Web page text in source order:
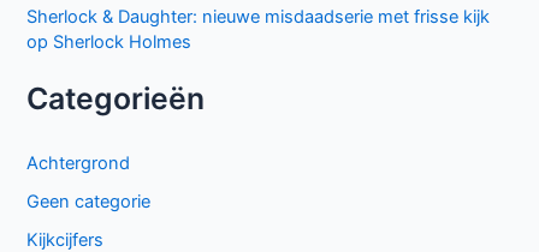
Sherlock & Daughter: nieuwe misdaadserie met frisse kijk
op Sherlock Holmes
Categorieën
Achtergrond
Geen categorie
Kijkcijfers